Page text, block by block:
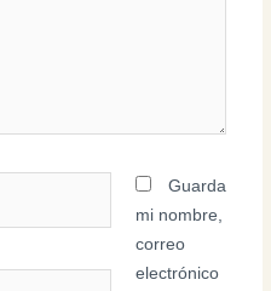
Guarda
mi nombre,
correo
electrónico